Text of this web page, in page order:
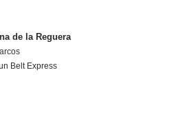
de la Reguera
Belt Express